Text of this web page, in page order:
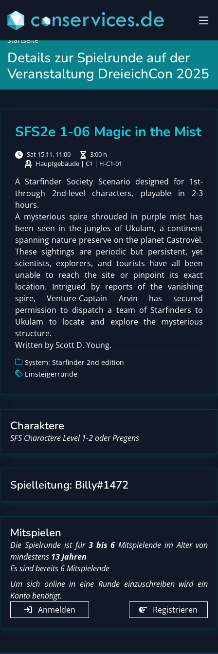
Startseite
Details zur Spielrunde auf der
Veranstaltung DreieichCon 2025
SFS2e 1-06 Magic in the Mist
Sat 15.11. 11:00
3:00 h
Hauptgebäude | C1 | H-C1-01
A Starfinder Society Scenario designed for 1st-
through 2nd-level characters, playable in 2-3
hours.
A mysterious spire shrouded in purple mist has
been seen in the jungles of Ukulam, a continent
spanning nature preserve on the planet Castrovel.
These sightings are periodic but persistent, yet
scientists, explorers, and tourists have all been
unable to reach the site or pinpoint its exact
location. Intrigued by reports of the vanishing
spire, Venture-Captain Arvin has secured
permission to dispatch a team of Starfinders to
Ukulam to locate and explore the mysterious
structure.
Written by Scott D. Young.
System: Starfinder 2nd edition
Einsteigerrunde
Charaktere
SFS Charactere Level 1-2 oder Pregens
Spielleitung: Billy#1472
Mitspielen
Die Spielrunde ist für 3 bis 6 Mitspielende im Alter von
mindestens 13 Jahren
Es sind bereits 6 Mitspielende
Um sich online in eine Runde einzuschreiben wird ein
Konto benötigt.
Anmelden
Registrieren